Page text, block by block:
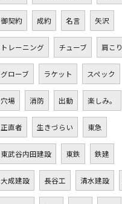
御契約 成約 名言 矢沢
トレーニング チューブ 肩こり
グローブ ラケット スペック
穴場 消防 出動 楽しみ。
正直者 生きづらい 東急
東武谷内田建設 東鉄 鉄建
大成建設 長谷工 清水建設